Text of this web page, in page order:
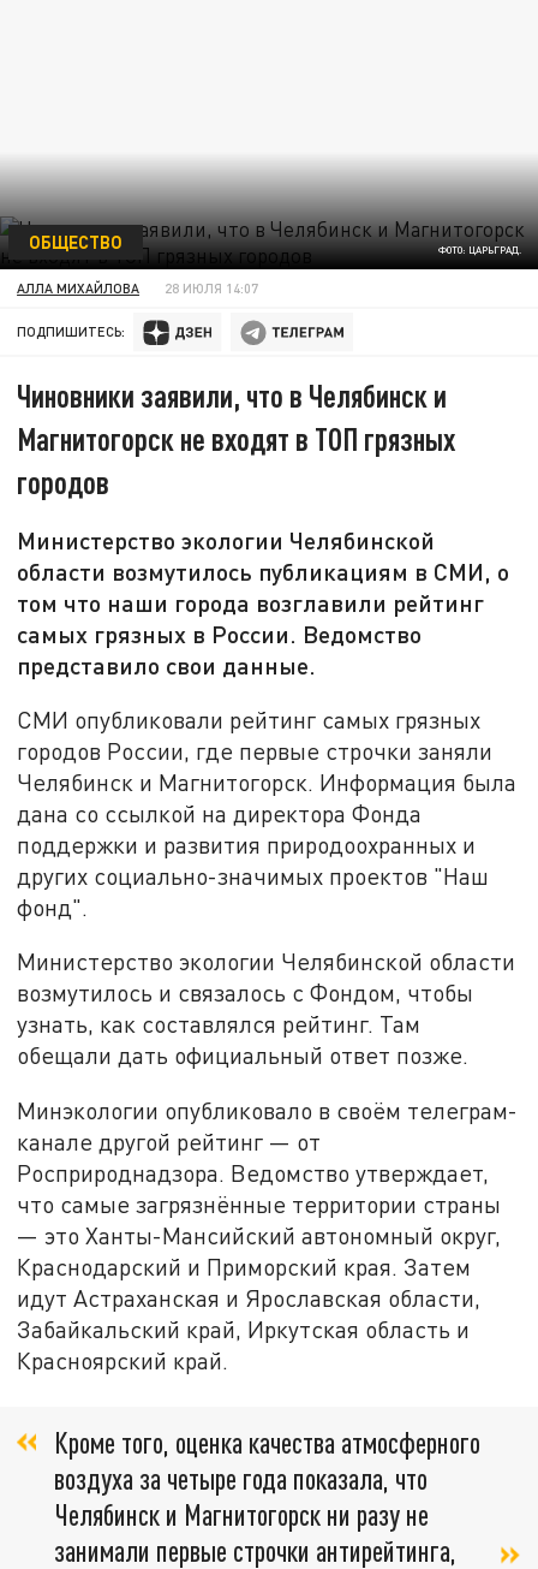
ФОТО: ЦАРЬГРАД.
ОБЩЕСТВО
АЛЛА МИХАЙЛОВА 28 ИЮЛЯ 14:07
ПОДПИШИТЕСЬ:
Чиновники заявили, что в Челябинск и
Магнитогорск не входят в ТОП грязных
городов
Министерство экологии Челябинской
области возмутилось публикациям в СМИ, о
том что наши города возглавили рейтинг
самых грязных в России. Ведомство
представило свои данные.
СМИ опубликовали рейтинг самых грязных
городов России, где первые строчки заняли
Челябинск и Магнитогорск. Информация была
дана со ссылкой на директора Фонда
поддержки и развития природоохранных и
других социально-значимых проектов "Наш
фонд".
Министерство экологии Челябинской области
возмутилось и связалось с Фондом, чтобы
узнать, как составлялся рейтинг. Там
обещали дать официальный ответ позже.
Минэкологии опубликовало в своём телеграм-
канале другой рейтинг — от
Росприроднадзора. Ведомство утверждает,
что самые загрязнённые территории страны
— это Ханты-Мансийский автономный округ,
Краснодарский и Приморский края. Затем
идут Астраханская и Ярославская области,
Забайкальский край, Иркутская область и
Красноярский край.
Кроме того, оценка качества атмосферного
воздуха за четыре года показала, что
Челябинск и Магнитогорск ни разу не
занимали первые строчки антирейтинга,